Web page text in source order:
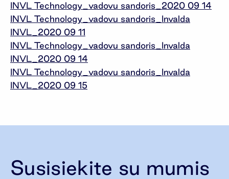
INVL Technology_vadovu sandoris_2020 09 14
INVL Technology_vadovu sandoris_Invalda
INVL_2020 09 11
INVL Technology_vadovu sandoris_Invalda
INVL_2020 09 14
INVL Technology_vadovu sandoris_Invalda
INVL_2020 09 15
Susisiekite su mumis